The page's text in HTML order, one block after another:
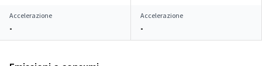
Accelerazione
-
Accelerazione
-